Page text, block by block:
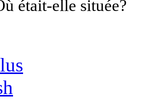
était-elle située?